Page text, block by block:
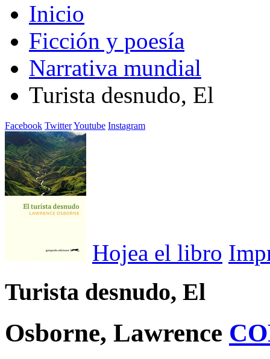
Inicio
Ficción y poesía
Narrativa mundial
Turista desnudo, El
Facebook TwitterYoutube Instagram
Hojea el libro
Turista desnudo, El
Osborne, Lawrence